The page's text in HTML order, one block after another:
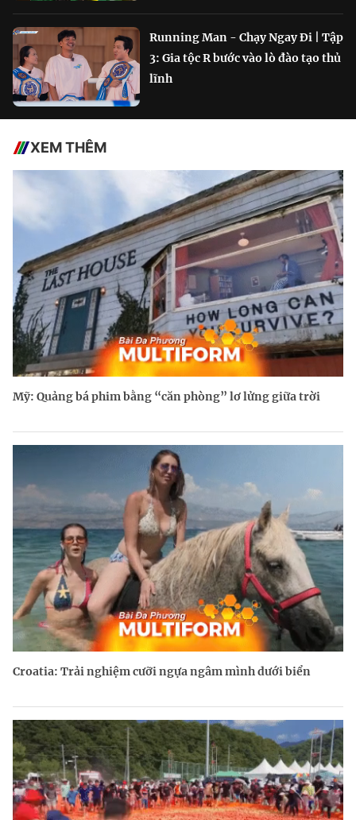
Running Man - Chạy Ngay Đi | Tập
3: Gia tộc R bước vào lò đào tạo thủ
lĩnh
XEM THÊM
Mỹ: Quảng bá phim bằng “căn phòng” lơ lửng giữa trời
Croatia: Trải nghiệm cưỡi ngựa ngâm mình dưới biển